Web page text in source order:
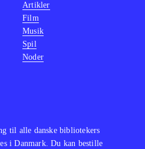
til alle danske bibliotekers
i Danmark. Du kan bestille
Artikler
Film
Musik
Spil
Noder